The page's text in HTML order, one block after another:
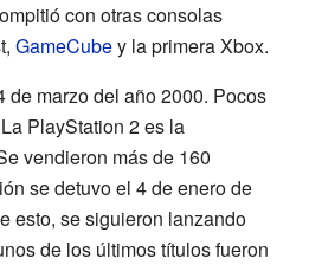
con otras consolas
GameCubey la primera Xbox.
de marzo del año 2000. Pocos
PlayStation 2 es la
vendieron más de 160
se detuvo el 4 de enero de
esto, se siguieron lanzando
de los últimos títulos fueron